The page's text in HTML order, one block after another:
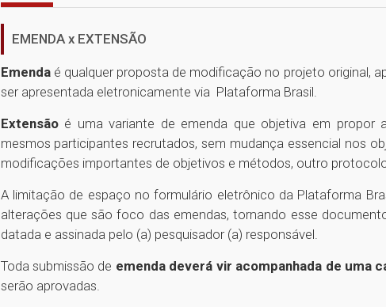
EMENDA x EXTENSÃO
Emendaé qualquer proposta de modificação no projeto original,
ser apresentada eletronicamente via Plataforma Brasil.
Extensãoé uma variante de emenda que objetiva em propor
mesmos participantes recrutados, sem mudança essencial nos
modificações importantes de objetivos e métodos, outro
A limitação de espaço no formulário eletrônico da Plataforma
alterações que são foco das emendas, tornando esse
datada e assinada pelo (a) pesquisador (a) responsável.
Toda submissão de emenda deverá vir acompanhada de uma
serão aprovadas.